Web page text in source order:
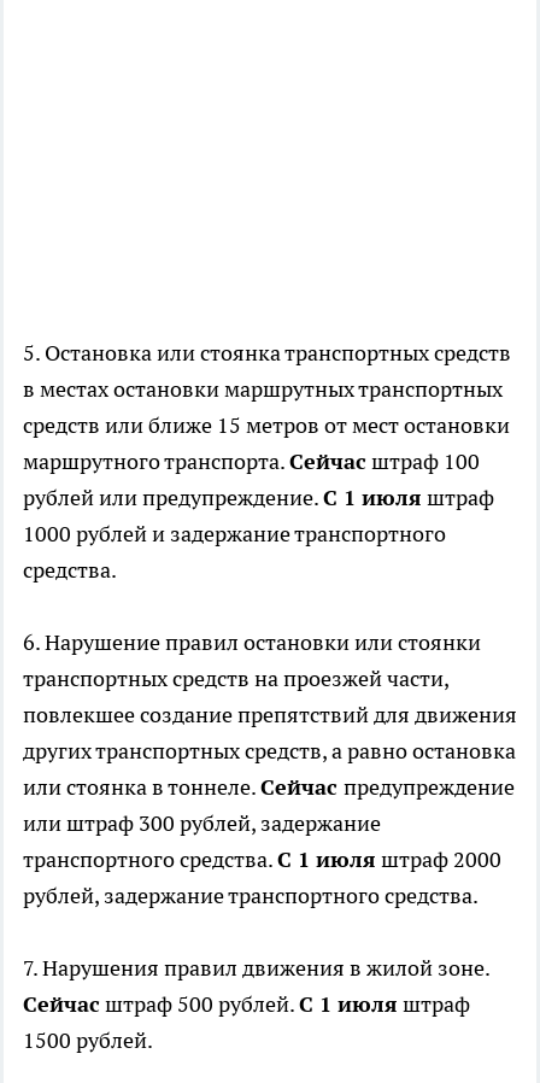
5. Остановка или стоянка транспортных средств
в местах остановки маршрутных транспортных
средств или ближе 15 метров от мест остановки
маршрутного транспорта.Сейчас штраф 100
рублей или предупреждение.С 1 июля штраф
1000 рублей и задержание транспортного
средства.
6. Нарушение правил остановки или стоянки
транспортных средств на проезжей части,
повлекшее создание препятствий для движения
других транспортных средств, а равно остановка
или стоянка в тоннеле.Сейчас предупреждение
или штраф 300 рублей, задержание
транспортного средства.С 1 июля штраф 2000
рублей, задержание транспортного средства.
7. Нарушения правил движения в жилой зоне.
Сейчас штраф 500 рублей.С 1 июля штраф
1500 рублей.